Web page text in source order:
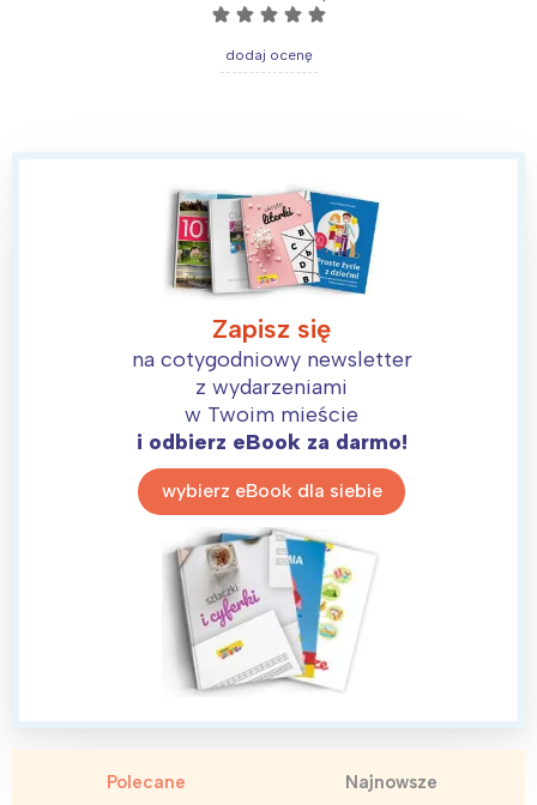
☆ ☆ ☆ ☆ ☆
dodaj ocenę
Zapisz się
na cotygodniowy newsletter
z wydarzeniami
w Twoim mieście
i odbierz eBook za darmo!
wybierz eBook dla siebie
Polecane Najnowsze
Wybieram